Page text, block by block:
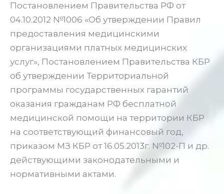
Постановлением Правительства РФ от
04.10.2012 №1006 «Об утвер­ждении Правил
предоставления медицинскими
организациями платных медицинских
услуг», Постановлением Правительства КБР
об утверждении Территориальной
программы государственных гарантий
оказания гражданам РФ бесплатной
медицинской помощи на территории КБР
на соответствующий финансовый год,
приказом МЗ КБР от 16.05.2013г. №102-П и др.
действующими законодательными и
нормативными актами.